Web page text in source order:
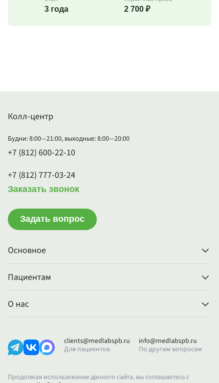
3 года
2 700 ₽
Основное
Пациентам
О нас
Колл-центр
Будни: 8:00—21:00, выходные: 8:00—20:00
+7 (812) 600-22-10
+7 (812) 777-03-24
Заказать звонок
Задать вопрос
Продолжая использование данного сайта, вы соглашаетесь с
clients@medlabspb.ru
Для пациентов
info@medlabspb.ru
По другим вопросам